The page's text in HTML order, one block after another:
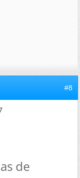
#8
de